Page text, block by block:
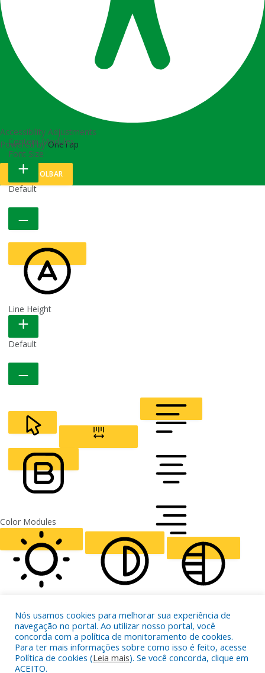
Accessibility Adjustments
Powered byOneTap
HIDE TOOLBAR
Content Modules
Font Size
Default
READABLE FONT
Line Height
Default
CURSOR
ALIGN TEXT
FONT WEIGHT
Color Modules
LIGHT CONTRAST HIGH CONTRAST MONOCHROME
Nós usamos cookies para melhorar sua experiência de
navegação no portal. Ao utilizar nosso portal, você
concorda com a política de monitoramento de cookies.
Para ter mais informações sobre como isso é feito, acesse
Política de cookies (Leia mais). Se você concorda, clique em
ACEITO.